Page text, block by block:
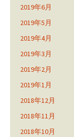
2019年6月
2019年5月
2019年4月
2019年3月
2019年2月
2019年1月
2018年12月
2018年11月
2018年10月